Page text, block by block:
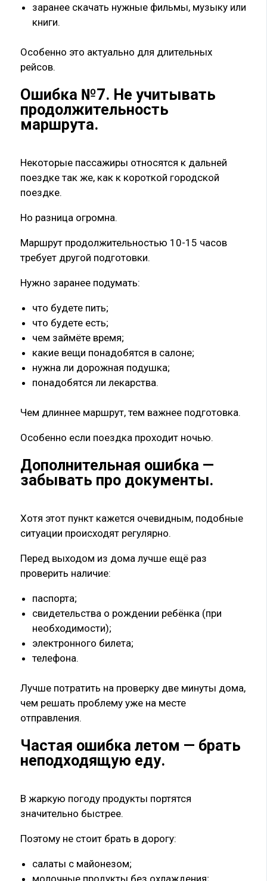
заранее скачать нужные фильмы, музыку или
книги.
Особенно это актуально для длительных
рейсов.
Ошибка №7. Не учитывать
продолжительность
маршрута.
Некоторые пассажиры относятся к дальней
поездке так же, как к короткой городской
поездке.
Но разница огромна.
Маршрут продолжительностью 10-15 часов
требует другой подготовки.
Нужно заранее подумать:
что будете пить;
что будете есть;
чем займёте время;
какие вещи понадобятся в салоне;
нужна ли дорожная подушка;
понадобятся ли лекарства.
Чем длиннее маршрут, тем важнее подготовка.
Особенно если поездка проходит ночью.
Дополнительная ошибка —
забывать про документы.
Хотя этот пункт кажется очевидным, подобные
ситуации происходят регулярно.
Перед выходом из дома лучше ещё раз
проверить наличие:
паспорта;
свидетельства о рождении ребёнка (при
необходимости);
электронного билета;
телефона.
Лучше потратить на проверку две минуты дома,
чем решать проблему уже на месте
отправления.
Частая ошибка летом — брать
неподходящую еду.
В жаркую погоду продукты портятся
значительно быстрее.
Поэтому не стоит брать в дорогу:
салаты с майонезом;
молочные продукты без охлаждения;